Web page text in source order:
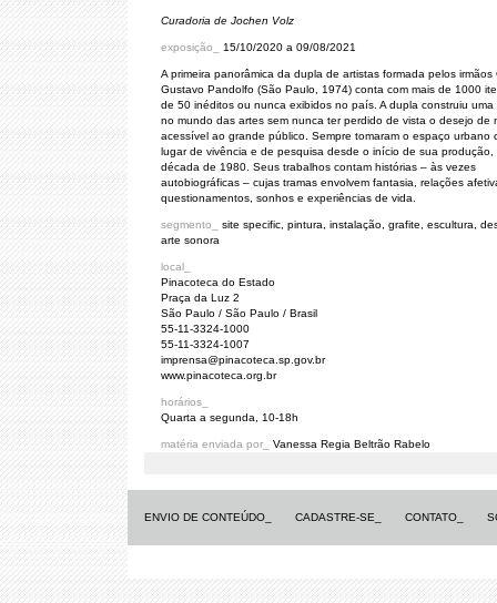
Curadoria de Jochen Volz
exposição_ 15/10/2020 a 09/08/2021
A primeira panorâmica da dupla de artistas formada pelos irmãos
Gustavo Pandolfo (São Paulo, 1974) conta com mais de 1000
de 50 inéditos ou nunca exibidos no país. A dupla construiu uma
no mundo das artes sem nunca ter perdido de vista o desejo de
acessível ao grande público. Sempre tomaram o espaço urbano
lugar de vivência e de pesquisa desde o início de sua produção,
década de 1980. Seus trabalhos contam histórias – às vezes
autobiográficas – cujas tramas envolvem fantasia, relações
questionamentos, sonhos e experiências de vida.
segmento_
site specific, pintura, instalação, grafite, escultura,
arte sonora
local_
Pinacoteca do Estado
Praça da Luz 2
São Paulo / São Paulo / Brasil
55-11-3324-1000
55-11-3324-1007
imprensa@pinacoteca.sp.gov.br
www.pinacoteca.org.br
horários_
Quarta a segunda, 10-18h
matéria enviada por_ Vanessa Regia Beltrão Rabelo
ENVIO DE CONTEÚDO_ CADASTRE-SE_ CONTATO_